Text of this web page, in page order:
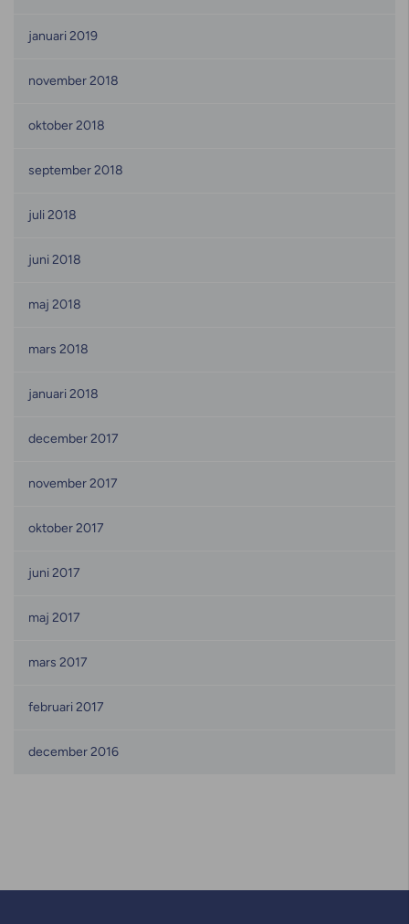
januari 2019
november 2018
oktober 2018
september 2018
juli 2018
juni 2018
maj 2018
mars 2018
januari 2018
december 2017
november 2017
oktober 2017
juni 2017
maj 2017
mars 2017
februari 2017
december 2016